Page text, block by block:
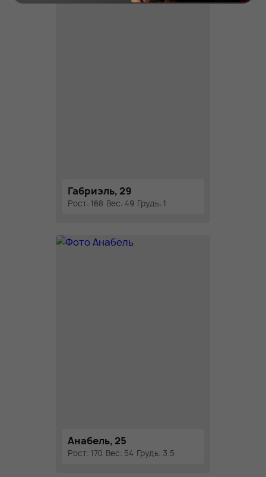
Габриэль, 29
Рост: 168 Вес: 49 Грудь: 1
Анабель, 25
Рост: 170 Вес: 54 Грудь: 3.5